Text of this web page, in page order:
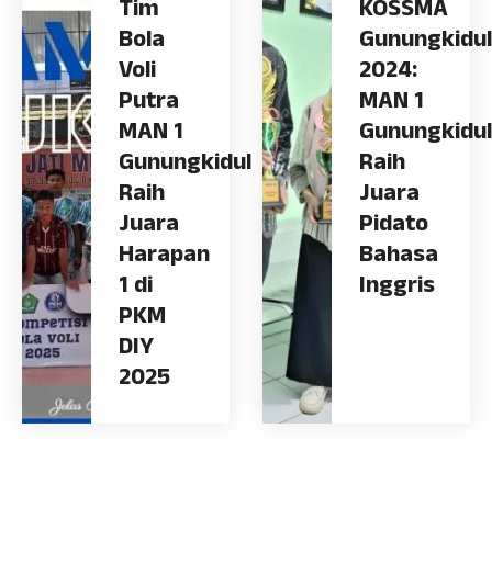
Tim
Bola
Voli
Putra
MAN 1
Gunungkidul
Raih
Juara
Harapan
1 di
PKM
DIY
2025
KOSSMA
Gunungkidul
2024:
MAN 1
Gunungkidul
Raih
Juara
Pidato
Bahasa
Inggris